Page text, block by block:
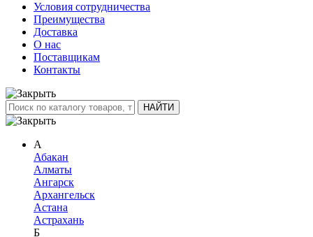
Условия сотрудничества
Преимущества
Доставка
О нас
Поставщикам
Контакты
А
Абакан
Алматы
Ангарск
Архангельск
Астана
Астрахань
Б